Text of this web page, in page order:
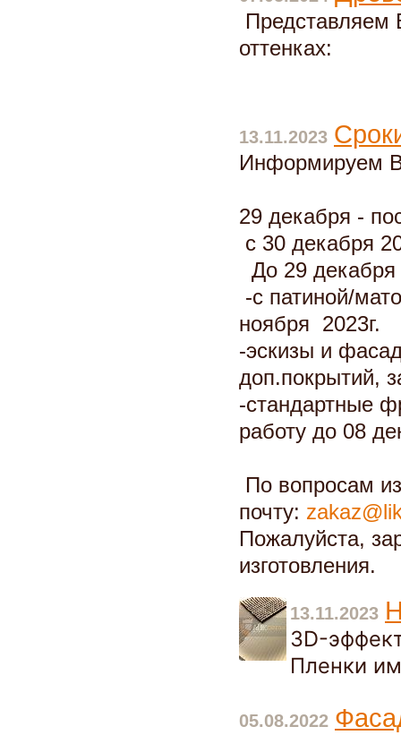
Представляем
оттенках:
13.11.2023
Информируем
29 декабря -
с 30 декабря
До 29 декабря
-с патиной/
ноября 2023г.
-эскизы и
доп.покрытий,
-стандартные
работу до 08
По вопросам
почту:
Пожалуйста,
изготовления.
13.11.2023
3D-
Пленки
05.08.2022